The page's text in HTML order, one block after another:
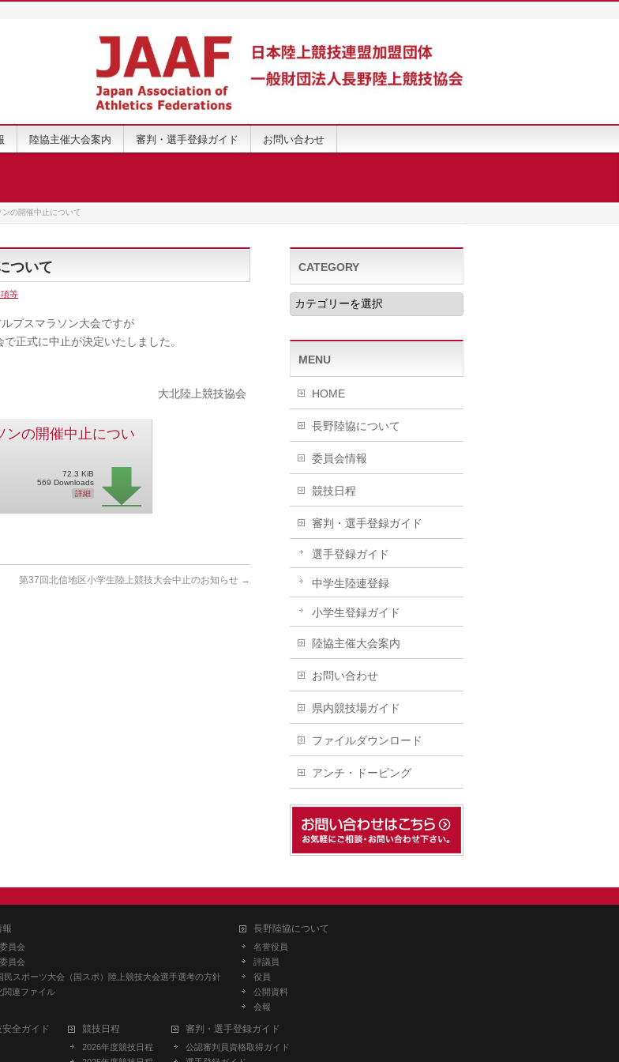
陸協主催大会案内 審判・選手登録ガイド お問い合わせ
の開催中止について
ついて
等
プスマラソン大会ですが
正式に中止が決定いたしました。
大北陸上競技協会
ンの開催中止につい
72.3 KiB
569 Downloads
詳細
第37回北信地区小学生陸上競技大会中止のお知らせ →
CATEGORY
CATEGORY
MENU
HOME
長野陸協について
委員会情報
競技日程
審判・選手登録ガイド
選手登録ガイド
中学生陸連登録
小学生登録ガイド
陸協主催大会案内
お問い合わせ
県内競技場ガイド
ファイルダウンロード
アンチ・ドーピング
報
員会
員会
民スポーツ大会（国スポ）陸上競技大会選手選考の方針
関連ファイル
長野陸協について
名誉役員
評議員
役員
公開資料
会報
安全ガイド 競技日程
2026年度競技日程
審判・選手登録ガイド
公認審判員資格取得ガイド